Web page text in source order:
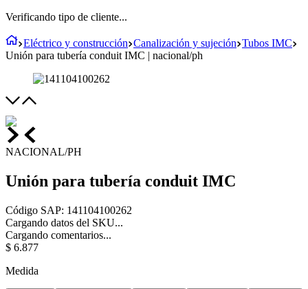
Verificando tipo de cliente...
Eléctrico y construcción Canalización y sujeción Tubos IMC
Unión para tubería conduit IMC | nacional/ph
NACIONAL/PH
Unión para tubería conduit IMC
Código SAP: 141104100262
Cargando datos del SKU...
Cargando comentarios...
$ 6.877
Medida